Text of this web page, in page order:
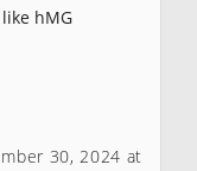
hMG
30, 2024 at